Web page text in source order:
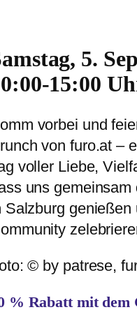
5.
15:00
vorbei und
von furo.at –
voller Liebe,
uns gemeinsam
Salzburg genießen
© by patrese,
% Rabatt mit